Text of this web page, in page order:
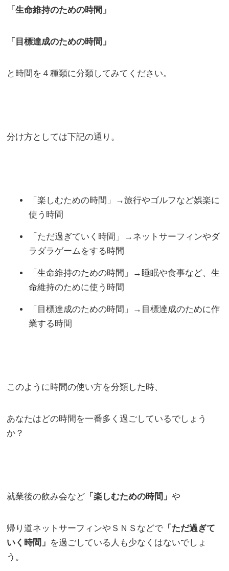
「生命維持のための時間」
「目標達成のための時間」
と時間を４種類に分類してみてください。
分け方としては下記の通り。
「楽しむための時間」→旅行やゴルフなど娯楽に
使う時間
「ただ過ぎていく時間」→ネットサーフィンやダ
ラダラゲームをする時間
「生命維持のための時間」→睡眠や食事など、生
命維持のために使う時間
「目標達成のための時間」→目標達成のために作
業する時間
このように時間の使い方を分類した時、
あなたはどの時間を一番多く過ごしているでしょう
か？
就業後の飲み会など 「楽しむための時間」や
帰り道ネットサーフィンやＳＮＳなどで 「ただ過ぎて
いく時間」 を過ごしている人も少なくはないでしょ
う。